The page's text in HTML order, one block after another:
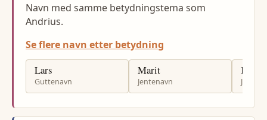
Navn med samme betydningstema som
Andrius.
Se flere navn etter betydning
Lars
Guttenavn
Marit
Jentenavn
Kari